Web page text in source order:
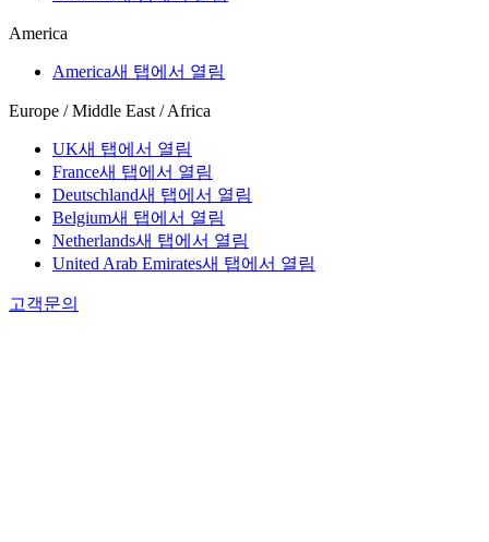
America
America새 탭에서 열림
Europe / Middle East / Africa
UK새 탭에서 열림
France새 탭에서 열림
Deutschland새 탭에서 열림
Belgium새 탭에서 열림
Netherlands새 탭에서 열림
United Arab Emirates새 탭에서 열림
고객문의